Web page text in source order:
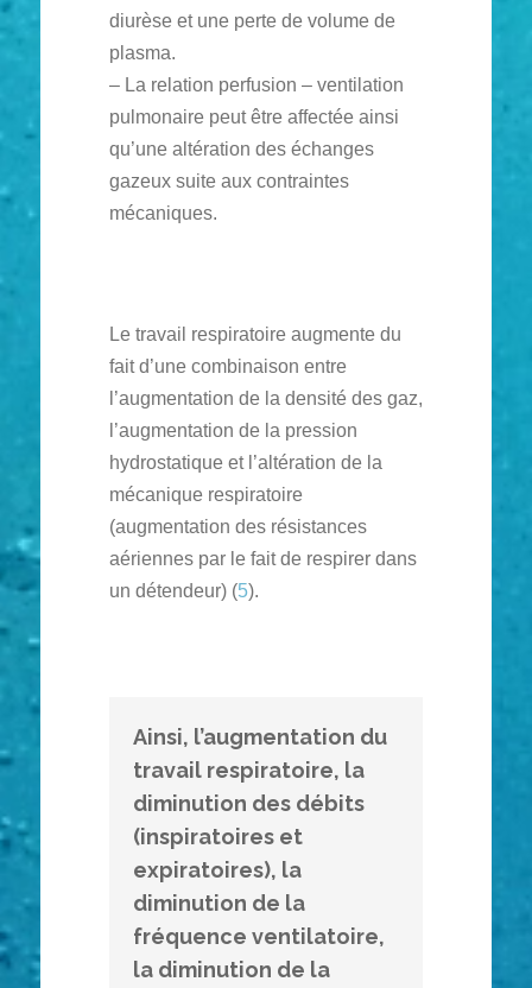
diurèse et une perte de volume de
plasma.
– La relation perfusion – ventilation
pulmonaire peut être affectée ainsi
qu’une altération des échanges
gazeux suite aux contraintes
mécaniques.
Le travail respiratoire augmente du
fait d’une combinaison entre
l’augmentation de la densité des gaz,
l’augmentation de la pression
hydrostatique et l’altération de la
mécanique respiratoire
(augmentation des résistances
aériennes par le fait de respirer dans
un détendeur) (5).
Ainsi, l’augmentation du
travail respiratoire, la
diminution des débits
(inspiratoires et
expiratoires), la
diminution de la
fréquence ventilatoire,
la diminution de la